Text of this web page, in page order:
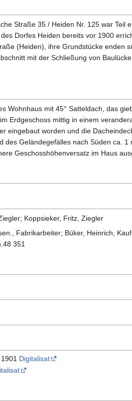
Straße 35 / Heiden Nr. 125 war Teil
Dorfes Heiden bereits vor 1900
(Heiden), ihre Grundstücke enden
mit der Schließung von
Wohnhaus mit 45° Satteldach, das
Erdgeschoss mittig in einem
eingebaut worden und die
Geländegefälles nach Süden ca.
Geschosshöhenversatz im Haus
Koppsieker, Fritz, Ziegler
Fabrikarbeiter; Büker, Heinrich,
351
Digitalisat